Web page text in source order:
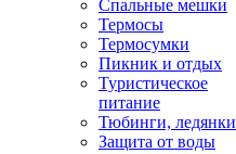
Спальные мешки
Термосы
Термосумки
Пикник и отдых
Туристическое
питание
Тюбинги, ледянки
Защита от воды